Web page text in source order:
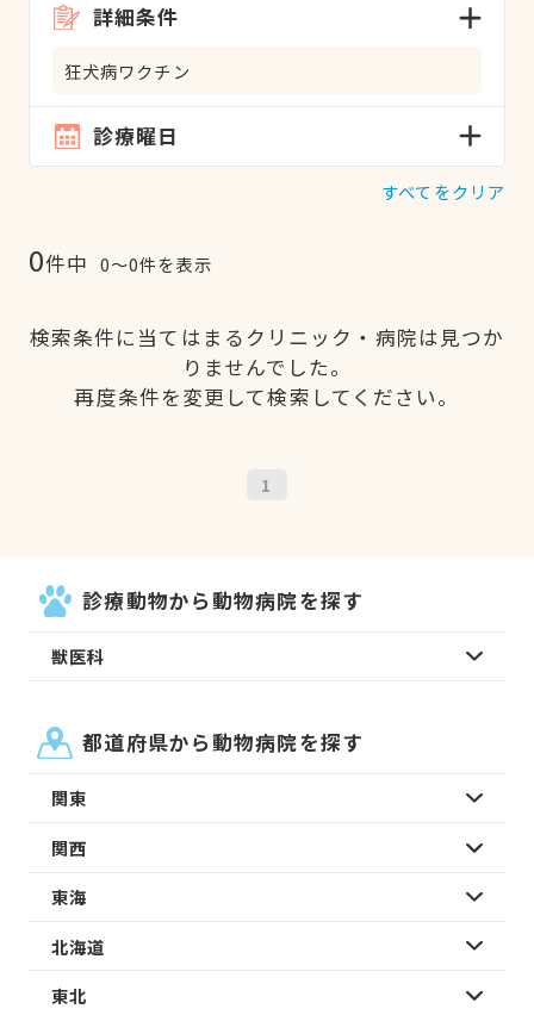
詳細条件
狂犬病ワクチン
診療曜日
すべてをクリア
0件中 0〜0件を表示
検索条件に当てはまるクリニック・病院は見つか
りませんでした。
再度条件を変更して検索してください。
1
診療動物から動物病院を探す
獣医科
都道府県から動物病院を探す
関東
関西
東海
北海道
東北